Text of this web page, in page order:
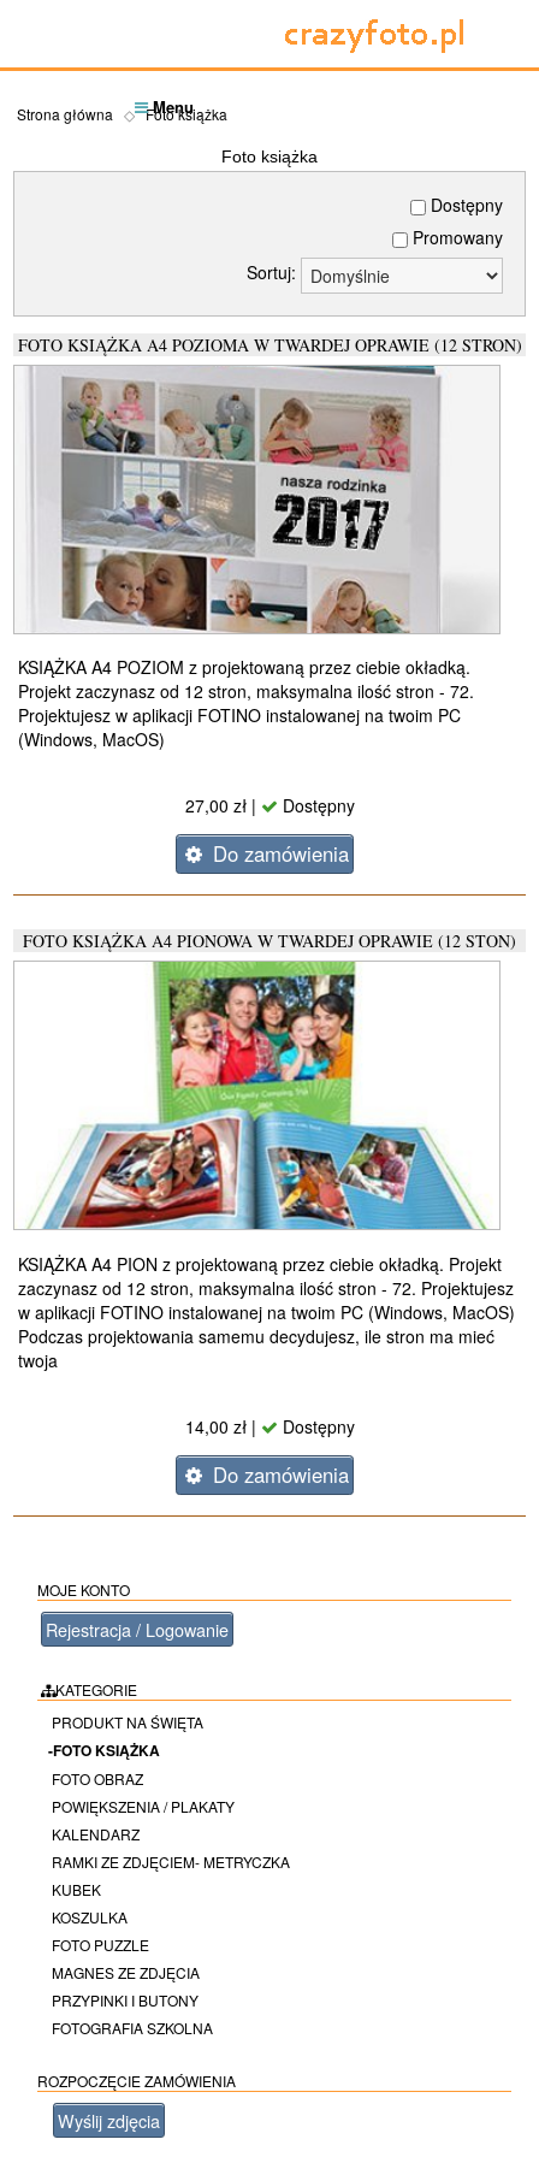
Menu
Strona główna Foto książka
Foto książka
Dostępny
Promowany
Sortuj:
FOTO KSIĄŻKA A4 POZIOMA W TWARDEJ OPRAWIE (12 STRON)
KSIĄŻKA A4 POZIOM z projektowaną przez ciebie okładką.
Projekt zaczynasz od 12 stron, maksymalna ilość stron - 72.
Projektujesz w aplikacji FOTINO instalowanej na twoim PC
(Windows, MacOS)
27,00 zł | Dostępny
Do zamówienia
FOTO KSIĄŻKA A4 PIONOWA W TWARDEJ OPRAWIE (12 STON)
KSIĄŻKA A4 PION z projektowaną przez ciebie okładką. Projekt
zaczynasz od 12 stron, maksymalna ilość stron - 72. Projektujesz
w aplikacji FOTINO instalowanej na twoim PC (Windows, MacOS)
Podczas projektowania samemu decydujesz, ile stron ma mieć
twoja
14,00 zł | Dostępny
Do zamówienia
MOJE KONTO
Rejestracja / Logowanie
KATEGORIE
PRODUKT NA ŚWIĘTA
-FOTO KSIĄŻKA
FOTO OBRAZ
POWIĘKSZENIA / PLAKATY
KALENDARZ
RAMKI ZE ZDJĘCIEM- METRYCZKA
KUBEK
KOSZULKA
FOTO PUZZLE
MAGNES ZE ZDJĘCIA
PRZYPINKI I BUTONY
FOTOGRAFIA SZKOLNA
ROZPOCZĘCIE ZAMÓWIENIA
Wyślij zdjęcia